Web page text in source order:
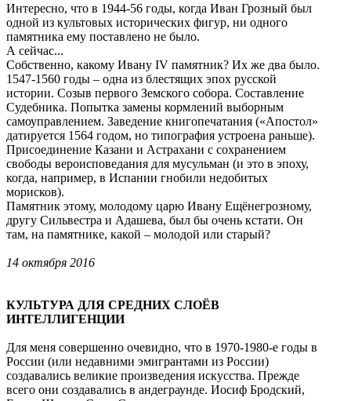
Интересно, что в 1944-56 годы, когда Иван Грозный был
одной из культовых исторических фигур, ни одного
памятника ему поставлено не было.
А сейчас...
Собственно, какому Ивану IV памятник? Их же два было.
1547-1560 годы – одна из блестящих эпох русской
истории. Созыв первого Земского собора. Составление
Судебника. Попытка замены кормлений выборным
самоуправлением. Заведение книгопечатания («Апостол»
датируется 1564 годом, но типография устроена раньше).
Присоединение Казани и Астрахани с сохранением
свободы вероисповедания для мусульман (и это в эпоху,
когда, например, в Испании гнобили недобитых
морисков).
Памятник этому, молодому царю Ивану Ещёнегрозному,
другу Сильвестра и Адашева, был бы очень кстати. Он
там, на памятнике, какой – молодой или старый?
14 октября 2016
КУЛЬТУРА ДЛЯ СРЕДНИХ СЛОЁВ
ИНТЕЛЛИГЕНЦИИ
Для меня совершенно очевидно, что в 1970-1980-е годы в
России (или недавними эмигрантами из России)
создавались великие произведения искусства. Прежде
всего они создавались в андеграунде. Иосиф Бродский,